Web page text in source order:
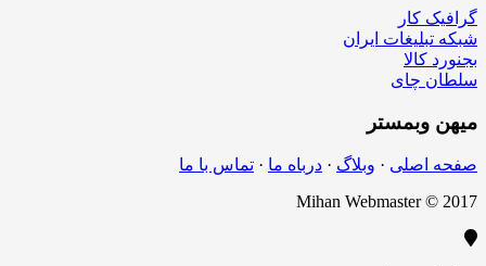
ایران
چای
وبمستر
· وبلاگ · درباه ما · تماس با ما
Mihan Webmaster